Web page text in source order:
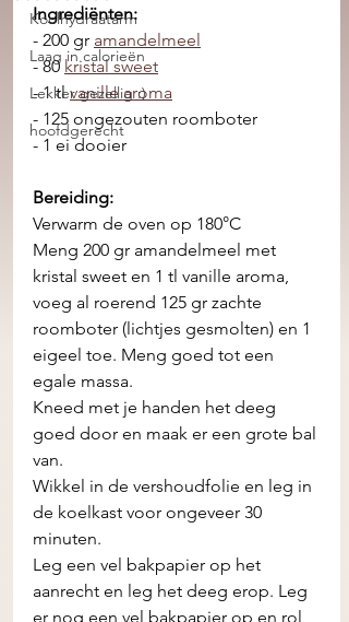
Koolhydraatarm
Laag in calorieën
Lekker gezellig :)
hoofdgerecht
Ingrediënten:
- 200 gr amandelmeel
- 80 kristal sweet
- 1 tl vanille aroma
- 125 ongezouten roomboter
- 1 ei dooier
Bereiding:
Verwarm de oven op 180°C
Meng 200 gr amandelmeel met
kristal sweet en 1 tl vanille aroma,
voeg al roerend 125 gr zachte
roomboter (lichtjes gesmolten) en 1
eigeel toe. Meng goed tot een
egale massa.
Kneed met je handen het deeg
goed door en maak er een grote bal
van.
Wikkel in de vershoudfolie en leg in
de koelkast voor ongeveer 30
minuten.
Leg een vel bakpapier op het
aanrecht en leg het deeg erop. Leg
er nog een vel bakpapier op en rol